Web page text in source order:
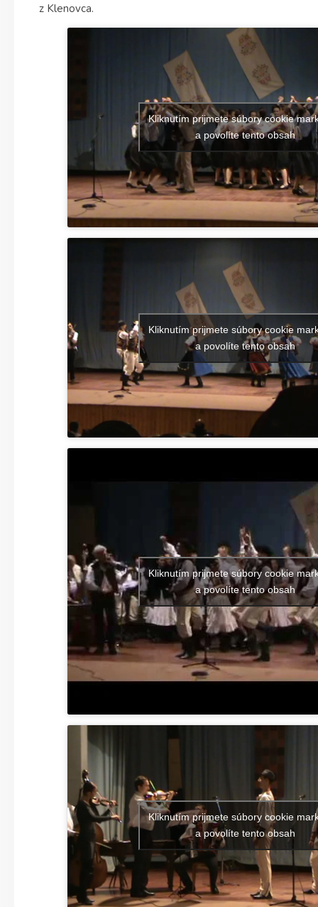
z Klenovca.
Kliknutím prijmete súbory cookie
a povolíte tento obsah
Kliknutím prijmete súbory cookie
a povolíte tento obsah
Kliknutím prijmete súbory cookie
a povolíte tento obsah
Kliknutím prijmete súbory cookie
a povolíte tento obsah